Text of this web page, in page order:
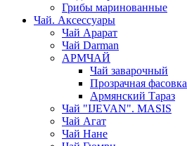
Грибы маринованные
Чай. Аксессуары
Чай Арарат
Чай Darman
АРМЧАЙ
Чай заварочный
Прозрачная фасовка
Армянский Тараз
Чай "IJEVAN". MASIS
Чай Агат
Чай Нане